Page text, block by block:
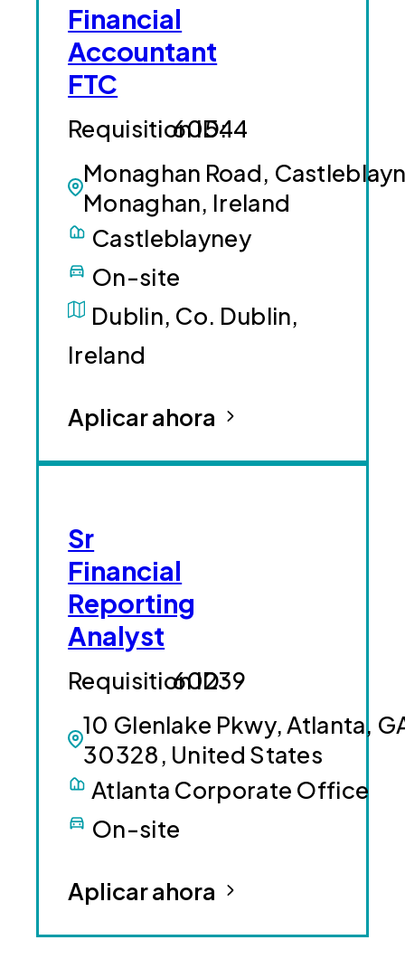
Financial
Accountant
FTC
Monaghan Road,
Monaghan, Ireland
60544
Castleblayney
On-site
Dublin, Co. Dublin,
Ireland
Aplicar ahora
Sr
Financial
Reporting
Analyst
10 Glenlake Pkwy, Atlanta,
30328, United States
60239
Atlanta Corporate Office
On-site
Aplicar ahora